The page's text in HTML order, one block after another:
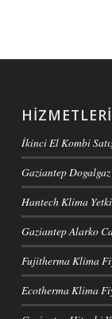
İkinci El Kombi
Gaziantep Dogalgaz
Hantech Klima
Gaziantep Alarko
Fujitherma Klima
Ecotherma Klima